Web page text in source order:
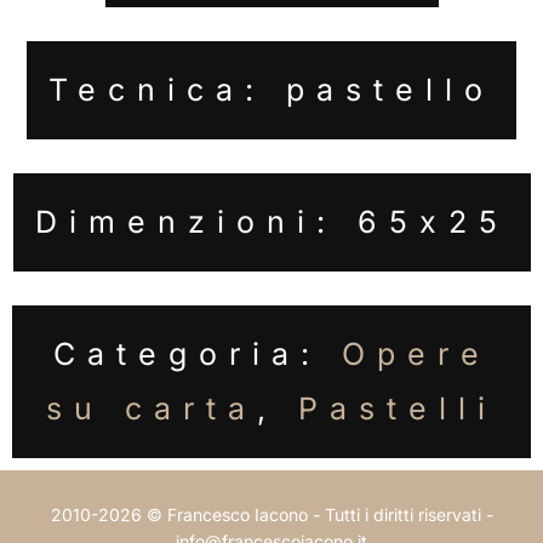
Tecnica: pastello
Dimenzioni: 65x25
Categoria: Opere
su carta , Pastelli
2010-2026 © Francesco Iacono - Tutti i diritti riservati -